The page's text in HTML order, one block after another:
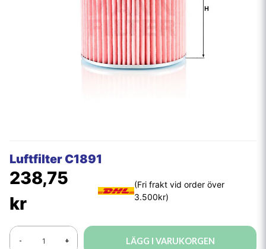
Luftfilter C1891
238,75
kr
- + LÄGG I VARUKORGEN